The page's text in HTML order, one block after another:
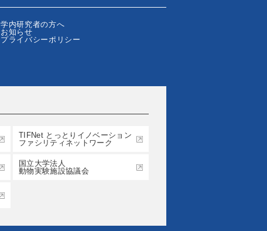
学内研究者の方へ
お知らせ
プライバシーポリシー
TIFNet とっとりイノベーション
ファシリティネットワーク
国立大学法人
動物実験施設協議会